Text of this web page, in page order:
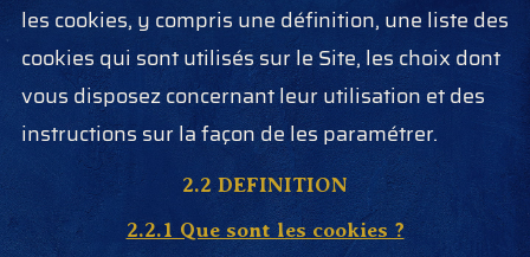
les cookies, y compris une définition, une liste des
cookies qui sont utilisés sur le Site, les choix dont
vous disposez concernant leur utilisation et des
instructions sur la façon de les paramétrer.
2.2 DEFINITION
2.2.1 Que sont les cookies ?